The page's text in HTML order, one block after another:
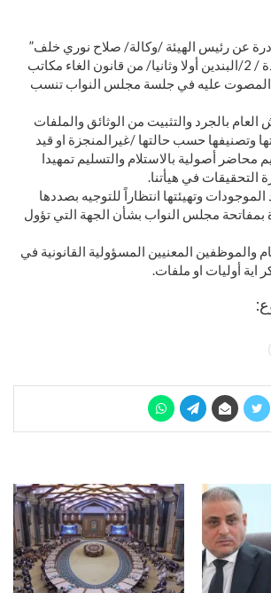
عن رئيس الهيئة /وكالة/ صلاح نوري خلف”
انه تنفيذاً لاحكام المادة / 2/البندين أولا وثانيا/ من قانون الغاء مكاتب
المصوت عليه في جلسة مجلس النواب تنسب
العام بالجرد والتثبيت من الوثائق والملفات
وتصنيفها حسب حالتها /غيرالمنجزة او قيد
محاضر أصولية بالاستلام والتسليم تمهيدا
التحقيقات في هيأتنا.
وتهيئتها انتظاراً للتوجيه بصددها
بمفاتحة مجلس النواب بشأن الجهة التي تؤول
والموظفين المعنيين المسؤولية القانونية في
اية أوليات او ملفات.